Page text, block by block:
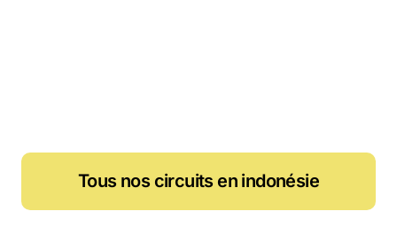
Tous nos circuits en indonésie